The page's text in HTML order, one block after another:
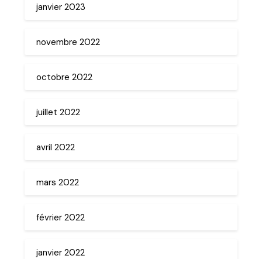
janvier 2023
novembre 2022
octobre 2022
juillet 2022
avril 2022
mars 2022
février 2022
janvier 2022